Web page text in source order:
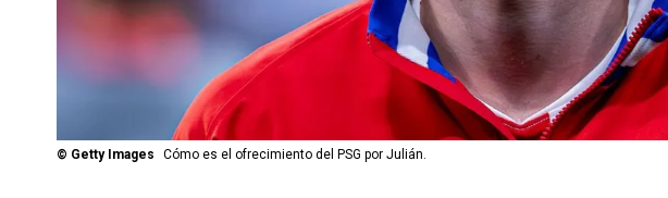
© Getty Images Cómo es el ofrecimiento del PSG por Julián.